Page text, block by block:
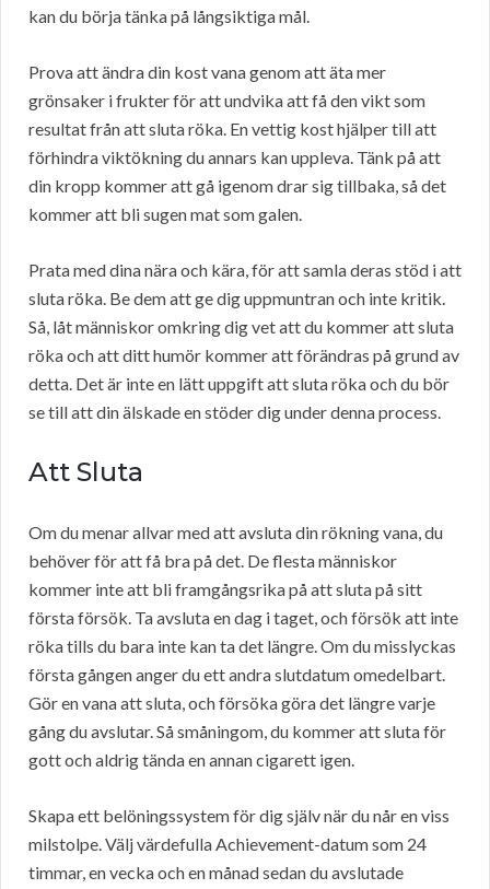
kan du börja tänka på långsiktiga mål.
Prova att ändra din kost vana genom att äta mer
grönsaker i frukter för att undvika att få den vikt som
resultat från att sluta röka. En vettig kost hjälper till att
förhindra viktökning du annars kan uppleva. Tänk på att
din kropp kommer att gå igenom drar sig tillbaka, så det
kommer att bli sugen mat som galen.
Prata med dina nära och kära, för att samla deras stöd i att
sluta röka. Be dem att ge dig uppmuntran och inte kritik.
Så, låt människor omkring dig vet att du kommer att sluta
röka och att ditt humör kommer att förändras på grund av
detta. Det är inte en lätt uppgift att sluta röka och du bör
se till att din älskade en stöder dig under denna process.
Att Sluta
Om du menar allvar med att avsluta din rökning vana, du
behöver för att få bra på det. De flesta människor
kommer inte att bli framgångsrika på att sluta på sitt
första försök. Ta avsluta en dag i taget, och försök att inte
röka tills du bara inte kan ta det längre. Om du misslyckas
första gången anger du ett andra slutdatum omedelbart.
Gör en vana att sluta, och försöka göra det längre varje
gång du avslutar. Så småningom, du kommer att sluta för
gott och aldrig tända en annan cigarett igen.
Skapa ett belöningssystem för dig själv när du når en viss
milstolpe. Välj värdefulla Achievement-datum som 24
timmar, en vecka och en månad sedan du avslutade